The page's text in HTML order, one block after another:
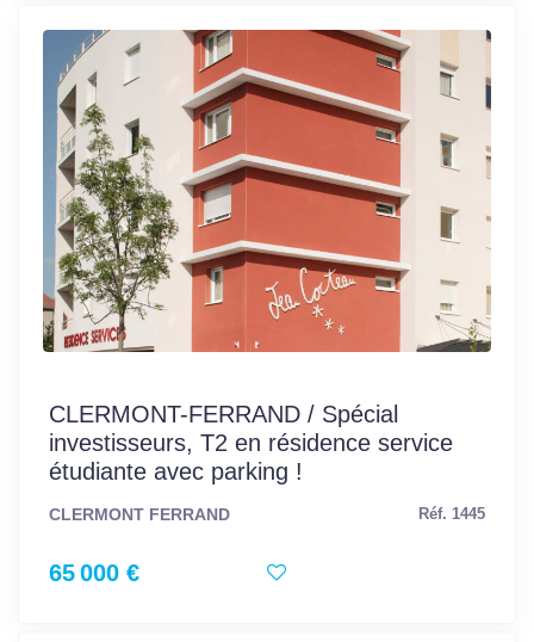
CLERMONT-FERRAND / Spécial
investisseurs, T2 en résidence service
étudiante avec parking !
CLERMONT FERRAND Réf. 1445
65 000 €